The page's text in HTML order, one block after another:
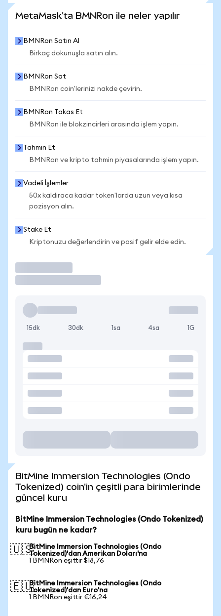
MetaMask'ta BMNRon ile neler yapılır
BMNRon Satın Al
Birkaç dokunuşla satın alın.
BMNRon Sat
BMNRon coin'lerinizi nakde çevirin.
BMNRon Takas Et
BMNRon ile blokzincirleri arasında işlem yapın.
Tahmin Et
BMNRon ve kripto tahmin piyasalarında işlem yapın.
Vadeli İşlemler
50x kaldıraca kadar token'larda uzun veya kısa
pozisyon alın.
Stake Et
Kriptonuzu değerlendirin ve pasif gelir elde edin.
15dk 30dk 1sa 4sa 1G
BitMine Immersion Technologies (Ondo
Tokenized) coin'in çeşitli para birimlerinde
güncel kuru
BitMine Immersion Technologies (Ondo Tokenized)
kuru bugün ne kadar?
🇺🇸BitMine Immersion Technologies (Ondo
Tokenized)'dan Amerikan Doları'na
1 BMNRon eşittir $18,76
🇪🇺BitMine Immersion Technologies (Ondo
Tokenized)'dan Euro'na
1 BMNRon eşittir €16,24